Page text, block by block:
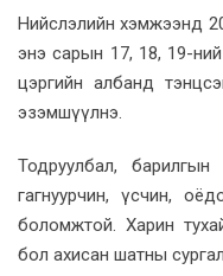
Нийслэлийн хэмжээнд
энэ сарын 17, 18, 19-ний
цэргийн албанд
эзэмшүүлнэ.
Тодруулбал, барилгын
гагнуурчин, үсчин,
боломжтой. Харин
бол ахисан шатны